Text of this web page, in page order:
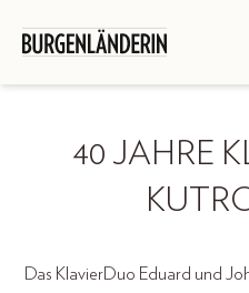
40 JAHRE
Das KlavierDuo Eduard und